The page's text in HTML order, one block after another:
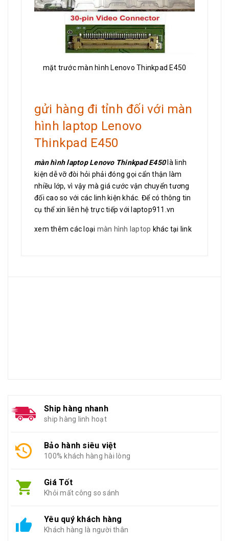
mặt trước màn hình Lenovo Thinkpad E450
gửi hàng đi tỉnh đối với màn
hình laptop Lenovo
Thinkpad E450
màn hình laptop Lenovo Thinkpad E450là linh
kiện dễ vỡ đòi hỏi phải đóng gọi cẩn thận làm
nhiều lớp, vì vậy mà giá cước vận chuyển tương
đối cao so với các linh kiện khác. Để có thông tin
cụ thể xin liên hệ trực tiếp với laptop911.vn
xem thêm các loại màn hình laptop khác tại link
Ship hàng nhanh
ship hàng linh hoạt
Bảo hành siêu việt
100% khách hàng hài lòng
Giá Tốt
Khỏi mất công so sánh
Yêu quý khách hàng
Khách hàng là người thân